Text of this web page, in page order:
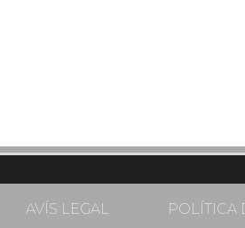
AVÍS LEGAL POLÍTICA